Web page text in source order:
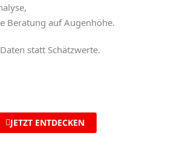
Beratung auf Augenhöhe.
statt Schätzwerte.
JETZT ENTDECKEN